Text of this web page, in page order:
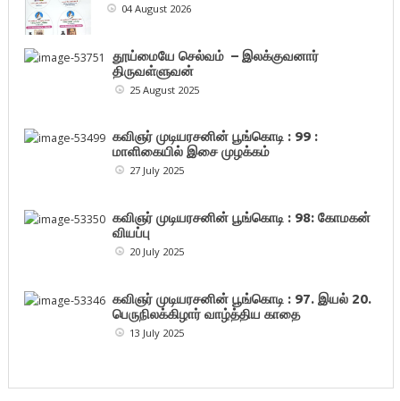
04 August 2026
தூய்மையே செல்வம் – இலக்குவனார்
திருவள்ளுவன்
25 August 2025
கவிஞர் முடியரசனின் பூங்கொடி : 99 :
மாளிகையில் இசை முழக்கம்
27 July 2025
கவிஞர் முடியரசனின் பூங்கொடி : 98: கோமகன்
வியப்பு
20 July 2025
கவிஞர் முடியரசனின் பூங்கொடி : 97. இயல் 20.
பெருநிலக்கிழார் வாழ்த்திய காதை
13 July 2025